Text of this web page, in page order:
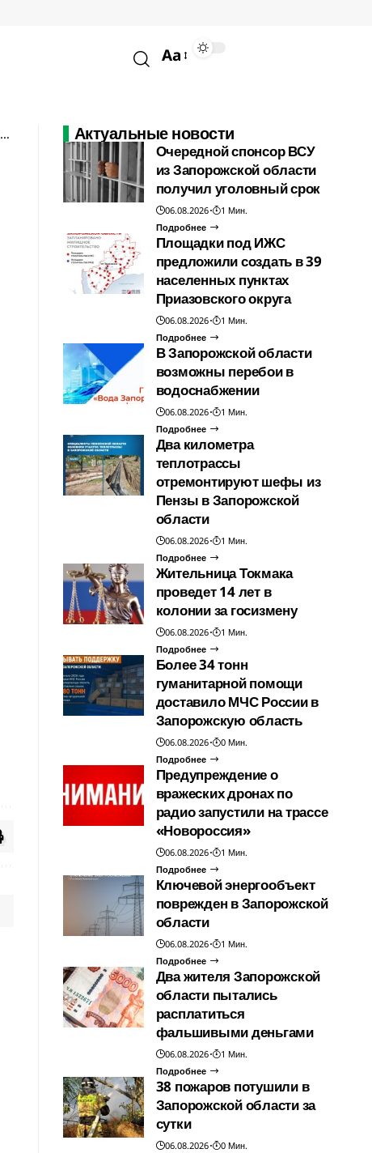
Aa
Актуальные новости
Очередной спонсор ВСУ
из Запорожской области
получил уголовный срок
06.08.2026
1 Мин.
Подробнее
Площадки под ИЖС
предложили создать в 39
населенных пунктах
Приазовского округа
06.08.2026
1 Мин.
Подробнее
В Запорожской области
возможны перебои в
водоснабжении
06.08.2026
1 Мин.
Подробнее
Два километра
теплотрассы
отремонтируют шефы из
Пензы в Запорожской
области
06.08.2026
1 Мин.
Подробнее
Жительница Токмака
проведет 14 лет в
колонии за госизмену
06.08.2026
1 Мин.
Подробнее
Более 34 тонн
гуманитарной помощи
доставило МЧС России в
Запорожскую область
06.08.2026
0 Мин.
Подробнее
Предупреждение о
вражеских дронах по
радио запустили на трассе
«Новороссия»
06.08.2026
1 Мин.
Подробнее
Ключевой энергообъект
поврежден в Запорожской
области
06.08.2026
1 Мин.
Подробнее
Два жителя Запорожской
области пытались
расплатиться
фальшивыми деньгами
06.08.2026
1 Мин.
Подробнее
38 пожаров потушили в
Запорожской области за
сутки
06.08.2026
0 Мин.